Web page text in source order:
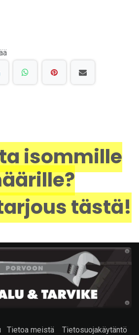
isommille
tästä!
Tietoa meistä Tietosuojakäytäntö